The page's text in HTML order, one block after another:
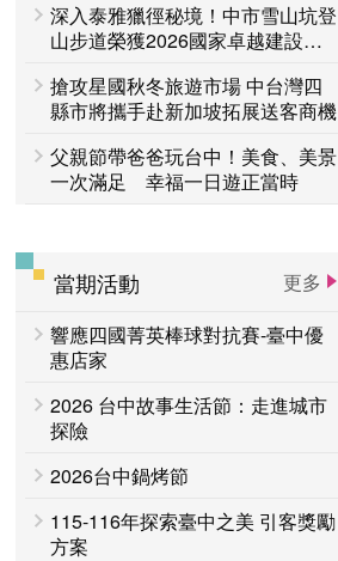
深入泰雅獵徑秘境！中市雪山坑登
山步道榮獲2026國家卓越建設獎
搶攻星國秋冬旅遊市場 中台灣四
縣市將攜手赴新加坡拓展送客商機
父親節帶爸爸玩台中！美食、美景
一次滿足 幸福一日遊正當時
當期活動
更多
響應四國菁英棒球對抗賽-臺中優
惠店家
2026 台中故事生活節：走進城市
探險
2026台中鍋烤節
115-116年探索臺中之美 引客獎勵
方案